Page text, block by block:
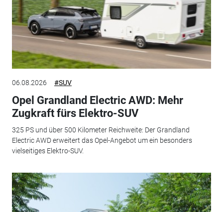
06.08.2026 #SUV
Opel Grandland Electric AWD: Mehr
Zugkraft fürs Elektro-SUV
325 PS und über 500 Kilometer Reichweite: Der Grandland
Electric AWD erweitert das Opel-Angebot um ein besonders
vielseitiges Elektro-SUV.